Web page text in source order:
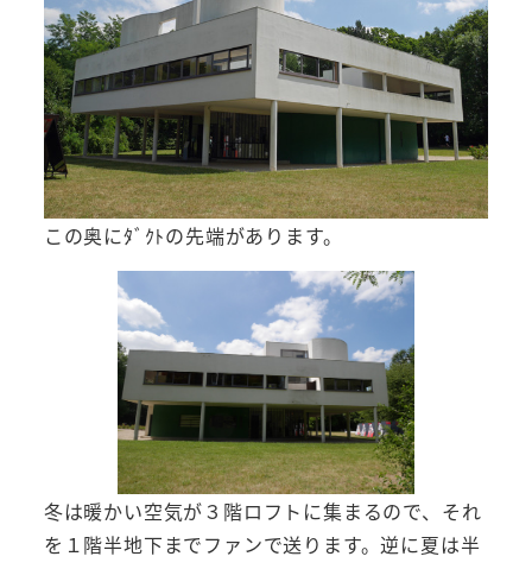
この奥にﾀﾞｸﾄの先端があります。
冬は暖かい空気が３階ロフトに集まるので、それ
を１階半地下までファンで送ります。逆に夏は半